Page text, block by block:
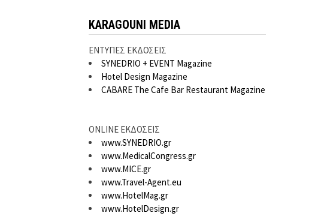
KARAGOUNI MEDIA
ΕΝΤΥΠΕΣ ΕΚΔΟΣΕΙΣ
SYNEDRIO + EVENT Magazine
Hotel Design Magazine
CABARE The Cafe Bar Restaurant Magazine
ONLINE ΕΚΔΟΣΕΙΣ
www.SYNEDRIO.gr
www.MedicalCongress.gr
www.MICE.gr
www.Travel-Agent.eu
www.HotelMag.gr
www.HotelDesign.gr